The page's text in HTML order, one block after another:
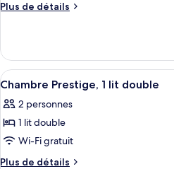
chambre :
2
lits
doubles
Plus de détails
Plus
Chambre
Standard,
2
doubles
Afficher
toutes
les
photos
pour
ce
7
Chambre Prestige, 1 lit double
2 personnes
1 lit double
Wi-Fi gratuit
Plus de détails
Plus